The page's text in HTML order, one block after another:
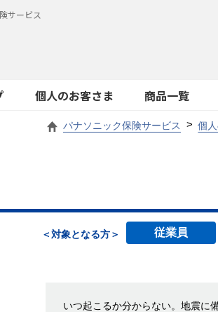
サービス
個人のお客さま 商品一覧
パナソニック保険サービス 個
＜対象となる方＞ 従業員
いつ起こるか分からない。地震に